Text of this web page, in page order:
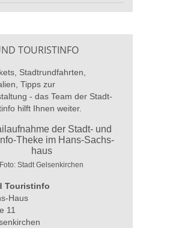
TOURISTINFO
Stadtrundfahrten,
Tipps zur
- das Team der Stadt-
hilft Ihnen weiter.
Foto: Stadt Gelsenkirchen
Touristinfo
Haus
11